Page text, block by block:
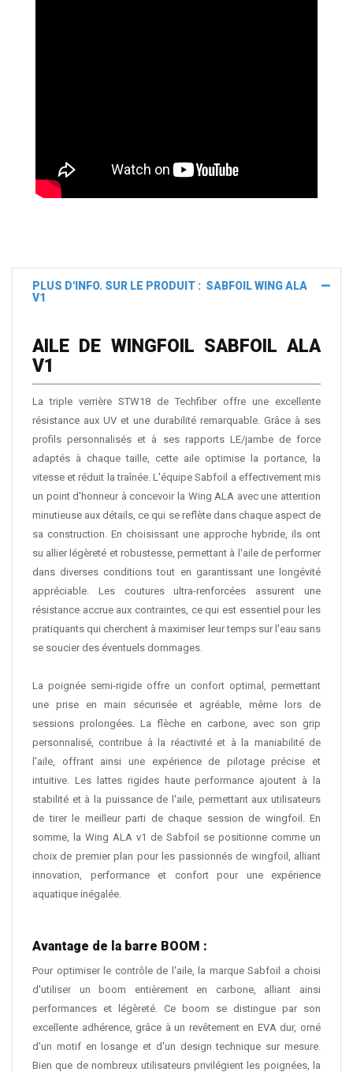
PLUS D'INFO. SUR LE PRODUIT : SABFOIL WING ALA
V1
AILE DE WINGFOIL SABFOIL ALA
V1
La triple verrière STW18 de Techfiber offre une excellente
résistance aux UV et une durabilité remarquable. Grâce à ses
profils personnalisés et à ses rapports LE/jambe de force
adaptés à chaque taille, cette aile optimise la portance, la
vitesse et réduit la traînée. L'équipe Sabfoil a effectivement mis
un point d'honneur à concevoir la Wing ALA avec une attention
minutieuse aux détails, ce qui se reflète dans chaque aspect de
sa construction. En choisissant une approche hybride, ils ont
su allier légèreté et robustesse, permettant à l'aile de performer
dans diverses conditions tout en garantissant une longévité
appréciable. Les coutures ultra-renforcées assurent une
résistance accrue aux contraintes, ce qui est essentiel pour les
pratiquants qui cherchent à maximiser leur temps sur l'eau sans
se soucier des éventuels dommages.
La poignée semi-rigide offre un confort optimal, permettant
une prise en main sécurisée et agréable, même lors de
sessions prolongées. La flèche en carbone, avec son grip
personnalisé, contribue à la réactivité et à la maniabilité de
l'aile, offrant ainsi une expérience de pilotage précise et
intuitive. Les lattes rigides haute performance ajoutent à la
stabilité et à la puissance de l'aile, permettant aux utilisateurs
de tirer le meilleur parti de chaque session de wingfoil. En
somme, la Wing ALA v1 de Sabfoil se positionne comme un
choix de premier plan pour les passionnés de wingfoil, alliant
innovation, performance et confort pour une expérience
aquatique inégalée.
Avantage de la barre BOOM :
Pour optimiser le contrôle de l'aile, la marque Sabfoil a choisi
d'utiliser un boom entièrement en carbone, alliant ainsi
performances et légèreté. Ce boom se distingue par son
excellente adhérence, grâce à un revêtement en EVA dur, orné
d'un motif en losange et d'un design technique sur mesure.
Bien que de nombreux utilisateurs privilégient les poignées, la